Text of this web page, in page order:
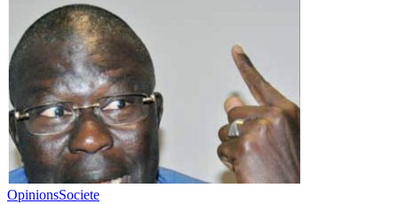
OpinionsSociete